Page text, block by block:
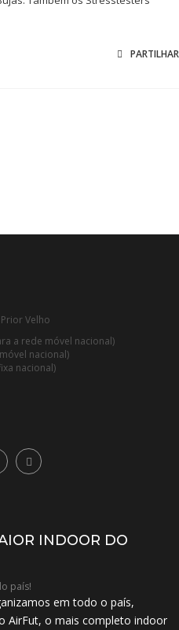
PARTILHAR
Velho
a rede móvel nacional)
nacional)
nacional)
INDOOR DO
em todo o país,
AirFut, o mais completo indoor